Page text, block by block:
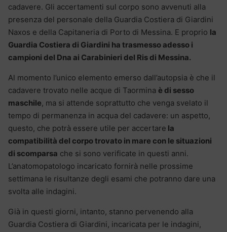
cadavere. Gli accertamenti sul corpo sono avvenuti alla
presenza del personale della Guardia Costiera di Giardini
Naxos e della Capitaneria di Porto di Messina. E proprio la
Guardia Costiera di Giardini ha trasmesso adesso i
campioni del Dna ai Carabinieri del Ris di Messina.
Al momento l’unico elemento emerso dall’autopsia è che il
cadavere trovato nelle acque di Taormina è di sesso
maschile, ma si attende soprattutto che venga svelato il
tempo di permanenza in acqua del cadavere: un aspetto,
questo, che potrà essere utile per accertare la
compatibilità del corpo trovato in mare con le situazioni
di scomparsa che si sono verificate in questi anni.
L’anatomopatologo incaricato fornirà nelle prossime
settimana le risultanze degli esami che potranno dare una
svolta alle indagini.
Già in questi giorni, intanto, stanno pervenendo alla
Guardia Costiera di Giardini, incaricata per le indagini,